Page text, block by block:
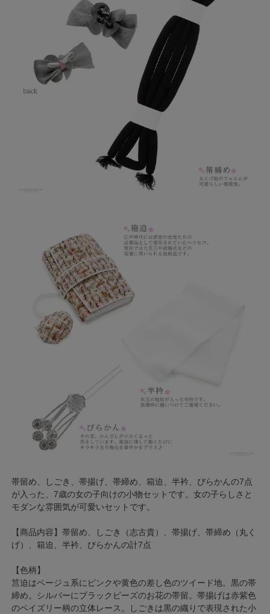
帯留め、しごき、帯揚げ、帯締め、箱迫、半衿、びらかんの7点
が入った、7歳の女の子向けの小物セットです。女の子らしさと
モダンな雰囲気が可愛いセットです。
【商品内容】帯留め、しごき（志古貴）、帯揚げ、帯締め（丸く
げ）、箱迫、半衿、びらかんの計7点
【色柄】
筥迫はベージュ系にピンクや黄色の差し色のツイード地。黒の帯
締め。シルバーにブラックビーズのお花の帯留。帯揚げは赤紫色
のペイズリー柄の立体レース。しごきは黒の織りで表現された小